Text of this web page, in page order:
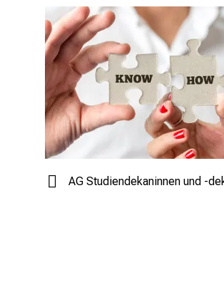
AG Studiendekaninnen und -